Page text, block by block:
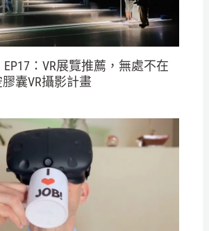
EP17：VR展覽推薦，無處不在
囊VR攝影計畫